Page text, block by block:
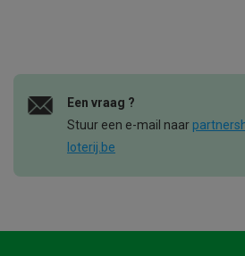
Een vraag ?
Stuur een e-mail naar
loterij.be